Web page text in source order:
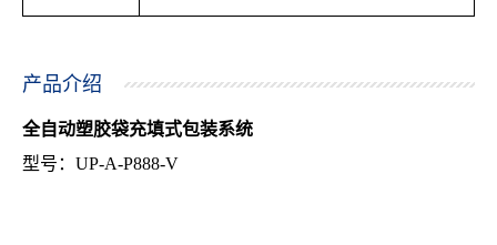
产品介绍
全自动塑胶袋充填式包装系统
型号：UP-A-P888-V